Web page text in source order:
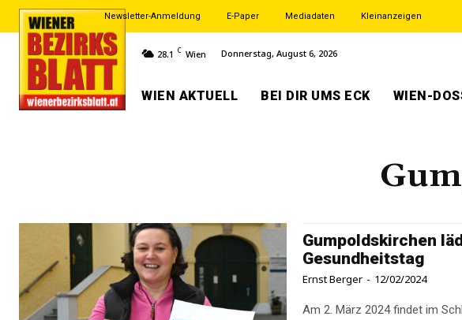
Newsletter-Anmeldung E-Paper Mediadaten Kleinanzeigen
28.1 C Wien Donnerstag, August 6, 2026
WIEN AKTUELL BEI DIR UMS ECK WIEN-
Gumpoldskirchen
Gesundheitstag
Ernst Berger - 12/02/2024
Am 2. März 2024 findet im